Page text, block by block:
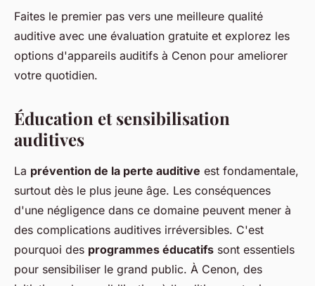
Faites le premier pas vers une meilleure qualité
auditive avec une évaluation gratuite et explorez les
options d'appareils auditifs à Cenon pour ameliorer
votre quotidien.
Éducation et sensibilisation
auditives
La prévention de la perte auditive est fondamentale,
surtout dès le plus jeune âge. Les conséquences
d'une négligence dans ce domaine peuvent mener à
des complications auditives irréversibles. C'est
pourquoi des programmes éducatifs sont essentiels
pour sensibiliser le grand public. À Cenon, des